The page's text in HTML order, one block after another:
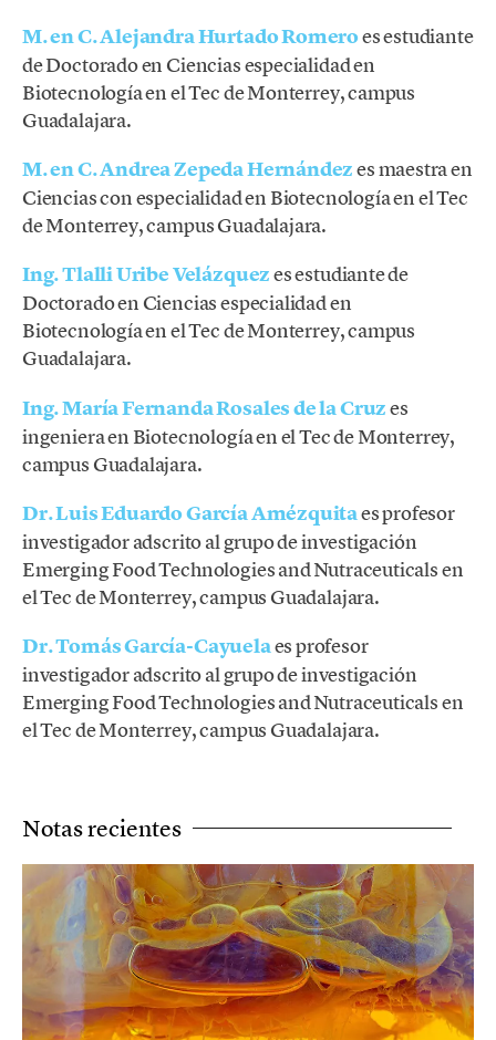
M. en C. Alejandra Hurtado Romeroes estudiante
de Doctorado en Ciencias especialidad en
Biotecnología en el Tec de Monterrey, campus
Guadalajara.
M. en C. Andrea Zepeda Hernándezes maestra en
Ciencias con especialidad en Biotecnología en el Tec
de Monterrey, campus Guadalajara.
Ing. Tlalli Uribe Velázquezes estudiante de
Doctorado en Ciencias especialidad en
Biotecnología en el Tec de Monterrey, campus
Guadalajara.
Ing. María Fernanda Rosales de la Cruzes
ingeniera en Biotecnología en el Tec de Monterrey,
campus Guadalajara.
Dr. Luis Eduardo García Amézquitaes profesor
investigador adscrito al grupo de investigación
Emerging Food Technologies and Nutraceuticals en
el Tec de Monterrey, campus Guadalajara.
Dr. Tomás García-Cayuelaes profesor
investigador adscrito al grupo de investigación
Emerging Food Technologies and Nutraceuticals en
el Tec de Monterrey, campus Guadalajara.
Notas recientes